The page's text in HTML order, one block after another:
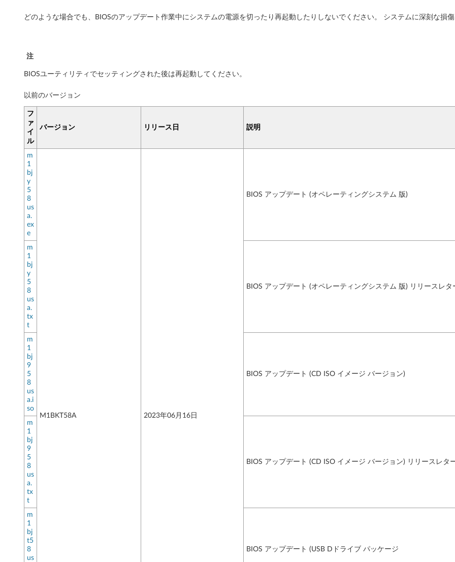
どのような場合でも、BIOSのアップデート作業中にシステムの電源を切ったり再起動したりしないでください。 システムに深刻な損傷
注
BIOSユーティリティでセッティングされた後は再起動してください。
以前のバージョン
フ
ァ
イ
ル
バージョン リリース日 説明
m
1
bj
y
5
8
us
a.
ex
e
M1BKT58A 2023年06月16日
BIOS アップデート (オペレーティングシステム 版)
m
1
bj
y
5
8
us
a.
tx
t
BIOS アップデート (オペレーティングシステム 版) リリースレタ
m
1
bj
9
5
8
us
a.i
so
BIOS アップデート (CD ISO イメージ バージョン)
m
1
bj
9
5
8
us
a.
tx
t
BIOS アップデート (CD ISO イメージ バージョン) リリースレタ
m
1
bj
t5
8
us
BIOS アップデート (USB Dドライブ パッケージ